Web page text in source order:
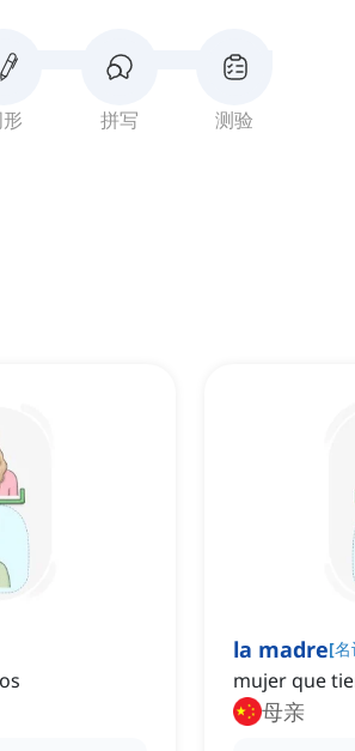
拼写 测验
la madre[名
mujer que
母亲